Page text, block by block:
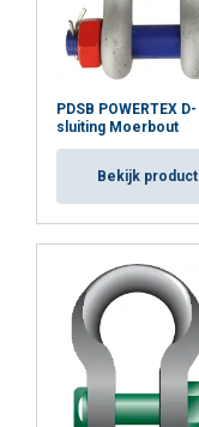
PDSB POWERTEX D-
sluiting Moerbout
Bekijk product